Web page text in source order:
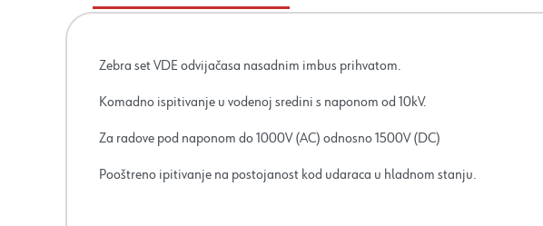
Zebra set VDE odvijačasa nasadnim imbus prihvatom.
Komadno ispitivanje u vodenoj sredini s naponom od 10kV.
Za radove pod naponom do 1000V (AC) odnosno 1500V (DC)
Pooštreno ipitivanje na postojanost kod udaraca u hladnom stanju.